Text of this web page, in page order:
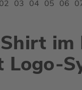
im
Logo-